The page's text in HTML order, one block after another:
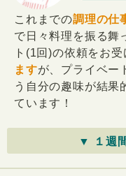
これまでの調理の仕
で日々料理を振る舞
ト(1回)の依頼をお受
ますが、プライベー
う自分の趣味が結果
ています！
▼ １週